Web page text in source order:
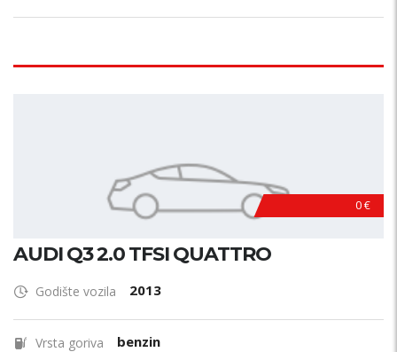
0 €
AUDI Q3 2.0 TFSI QUATTRO
Godište vozila 2013
Vrsta goriva benzin